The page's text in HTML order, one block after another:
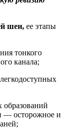
шеи, ее этапы
тонкого
канала;
образований
— осторожное и